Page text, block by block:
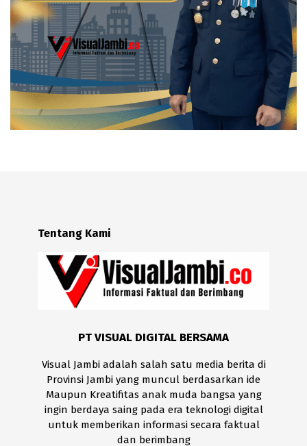
Tentang Kami
PT VISUAL DIGITAL BERSAMA
Visual Jambi adalah salah satu media berita di
Provinsi Jambi yang muncul berdasarkan ide
Maupun Kreatifitas anak muda bangsa yang
ingin berdaya saing pada era teknologi digital
untuk memberikan informasi secara faktual
dan berimbang